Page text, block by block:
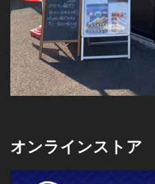
オンラインストア